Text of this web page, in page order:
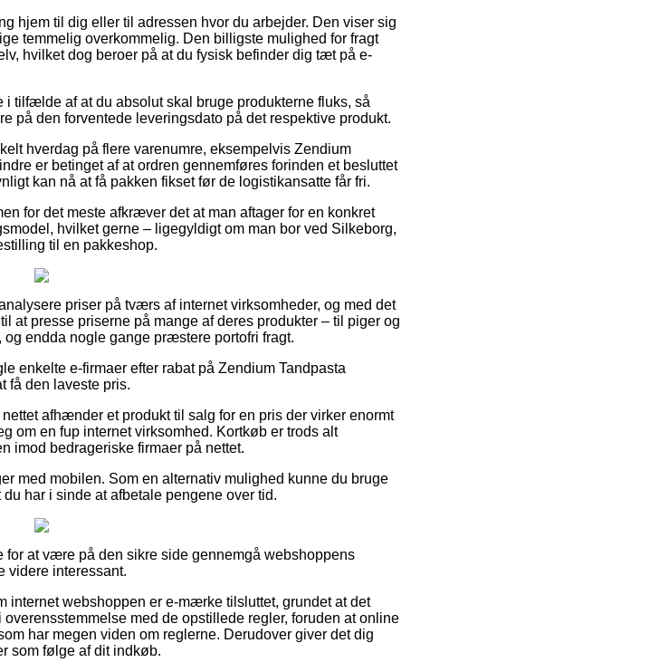
hjem til dig eller til adressen hvor du arbejder. Den viser sig
temmelig overkommelig. Den billigste mulighed for fragt
hvilket dog beroer på at du fysisk befinder dig tæt på e-
tilfælde af at du absolut skal bruge produkterne fluks, så
på den forventede leveringsdato på det respektive produkt.
hverdag på flere varenumre, eksempelvis Zendium
er betinget af at ordren gennemføres forinden et besluttet
kan nå at få pakken fikset før de logistikansatte får fri.
for det meste afkræver det at man aftager for en konkret
hvilket gerne – ligegyldigt om man bor ved Silkeborg,
til en pakkeshop.
priser på tværs af internet virksomheder, og med det
at presse priserne på mange af deres produkter – til piger og
endda nogle gange præstere portofri fragt.
enkelte e-firmaer efter rabat på Zendium Tandpasta
få den laveste pris.
afhænder et produkt til salg for en pris der virker enormt
om en fup internet virksomhed. Kortkøb er trods alt
imod bedrageriske firmaer på nettet.
med mobilen. Som en alternativ mulighed kunne du bruge
har i sinde at afbetale pengene over tid.
at være på den sikre side gennemgå webshoppens
videre interessant.
internet webshoppen er e-mærke tilsluttet, grundet at det
med de opstillede regler, foruden at online
har megen viden om reglerne. Derudover giver det dig
som følge af dit indkøb.